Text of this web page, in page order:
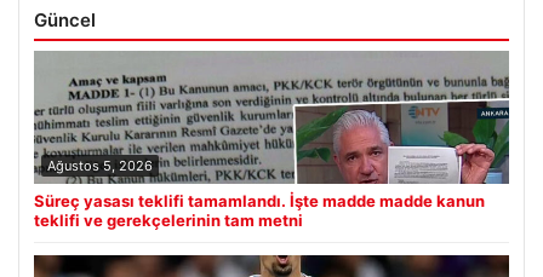
Güncel
Ağustos 5, 2026
Süreç yasası teklifi tamamlandı. İşte madde madde kanun
teklifi ve gerekçelerinin tam metni